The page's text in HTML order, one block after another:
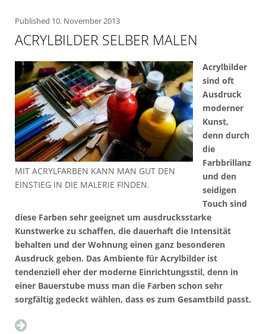
Published 10. November 2013
ACRYLBILDER SELBER MALEN
MIT ACRYLFARBEN KANN MAN GUT DEN
EINSTIEG IN DIE MALERIE FINDEN.
Acrylbilder
sind oft
Ausdruck
moderner
Kunst,
denn durch
die
Farbbrillanz
und den
seidigen
Touch sind
diese Farben sehr geeignet um ausdrucksstarke
Kunstwerke zu schaffen, die dauerhaft die Intensität
behalten und der Wohnung einen ganz besonderen
Ausdruck geben. Das Ambiente für Acrylbilder ist
tendenziell eher der moderne Einrichtungsstil, denn in
einer Bauerstube muss man die Farben schon sehr
sorgfältig gedeckt wählen, dass es zum Gesamtbild passt.